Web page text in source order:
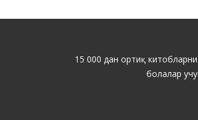
15 000 дан ортиқ
болалар